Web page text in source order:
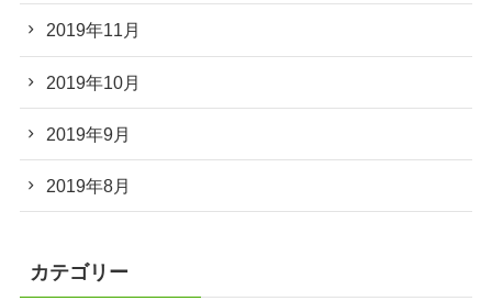
2019年11月
2019年10月
2019年9月
2019年8月
カテゴリー